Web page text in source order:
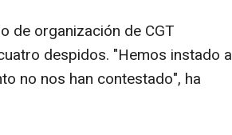
de organización de CGT
despidos. "Hemos instado a
no nos han contestado", ha